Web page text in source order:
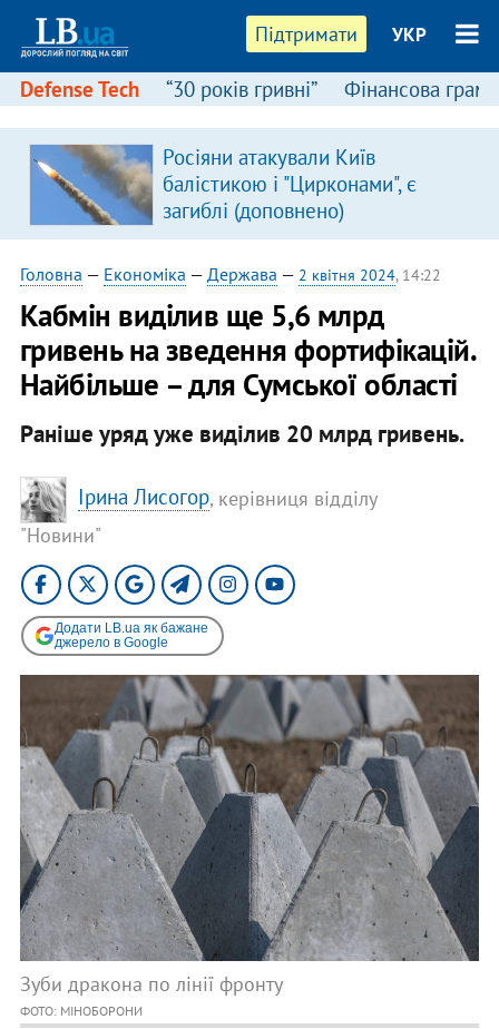
Підтримати УКР
Defense Tech “30 років гривні” Фінансова
Росіяни атакували Київ
балістикою і "Цирконами", є
загиблі (доповнено)
Головна — Економіка — Держава — 2 квітня 2024, 14:22
Кабмін виділив ще 5,6 млрд
гривень на зведення фортифікацій.
Найбільше – для Сумської області
Раніше уряд уже виділив 20 млрд гривень.
Ірина Лисогор, керівниця відділу
"Новини"
Додати LB.ua як бажане
джерело в Google
Зуби дракона по лінії фронту
ФОТО: МІНОБОРОНИ